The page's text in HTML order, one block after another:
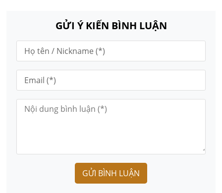
GỬI Ý KIẾN BÌNH LUẬN
GỬI BÌNH LUẬN